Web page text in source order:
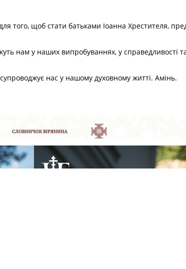
того, щоб стати батьками Іоанна Хрестителя,
нам у наших випробуваннях, у справедливості
нас у нашому духовному житті. Амінь.